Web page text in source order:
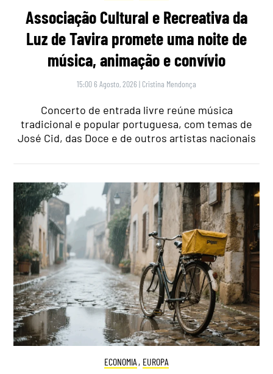
Associação Cultural e Recreativa da
Luz de Tavira promete uma noite de
música, animação e convívio
15:00 6 Agosto, 2026 | Cristina Mendonça
Concerto de entrada livre reúne música
tradicional e popular portuguesa, com temas de
José Cid, das Doce e de outros artistas nacionais
ECONOMIA , EUROPA